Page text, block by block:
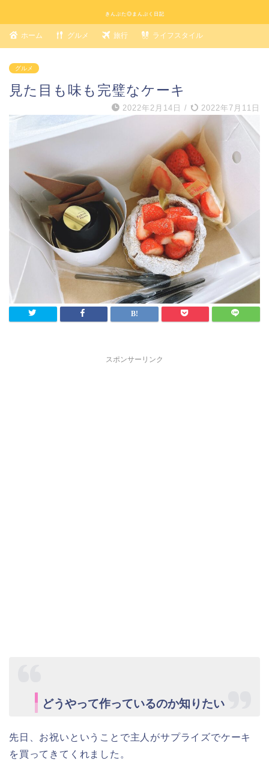
きんぶた◎まんぷく日記
ホーム グルメ 旅行 ライフスタイル
グルメ
見た目も味も完璧なケーキ
2022年2月14日 / 2022年7月11日
スポンサーリンク
どうやって作っているのか知りたい
先日、お祝いということで主人がサプライズでケーキ
を買ってきてくれました。